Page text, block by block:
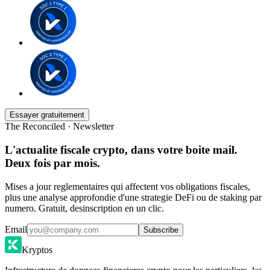
Essayer gratuitement
The Reconciled · Newsletter
L'actualite fiscale crypto, dans votre boite mail.
Deux fois par mois.
Mises a jour reglementaires qui affectent vos obligations fiscales,
plus une analyse approfondie d'une strategie DeFi ou de staking par
numero. Gratuit, desinscription en un clic.
Email Subscribe
Kryptos